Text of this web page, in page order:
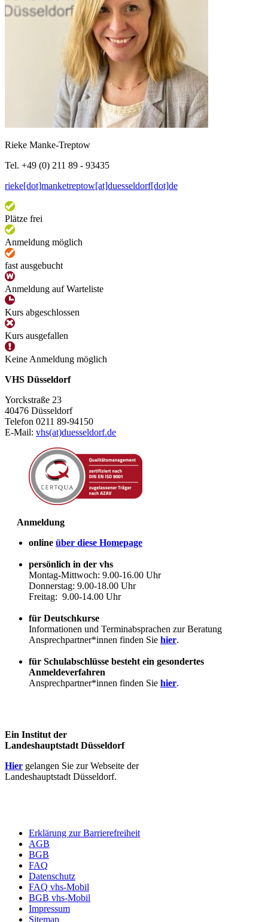
Rieke Manke-Treptow
Tel. +49 (0) 211 89 - 93435
rieke[dot]manketreptow[at]duesseldorf[dot]de
Plätze frei
Anmeldung möglich
fast ausgebucht
Anmeldung auf Warteliste
Kurs abgeschlossen
Kurs ausgefallen
Keine Anmeldung möglich
VHS Düsseldorf
Yorckstraße 23
40476 Düsseldorf
Telefon 0211 89-94150
E-Mail: vhs(at)duesseldorf.de
Anmeldung
online über diese Homepage
persönlich in der vhs
Montag-Mittwoch: 9.00-16.00 Uhr
Donnerstag: 9.00-18.00 Uhr
Freitag: 9.00-14.00 Uhr
für Deutschkurse
Informationen und Terminabsprachen zur Beratung
Ansprechpartner*innen finden Sie hier.
für Schulabschlüsse besteht ein gesondertes
Anmeldeverfahren
Ansprechpartner*innen finden Sie hier.
Ein Institut der
Landeshauptstadt Düsseldorf
Hier gelangen Sie zur Webseite der
Landeshauptstadt Düsseldorf.
Erklärung zur Barrierefreiheit
AGB
BGB
FAQ
Datenschutz
FAQ vhs-Mobil
BGB vhs-Mobil
Impressum
Sitemap